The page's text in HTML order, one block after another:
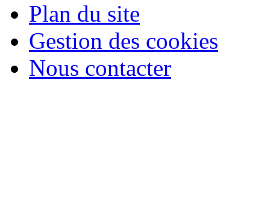
Plan du site
Gestion des cookies
Nous contacter